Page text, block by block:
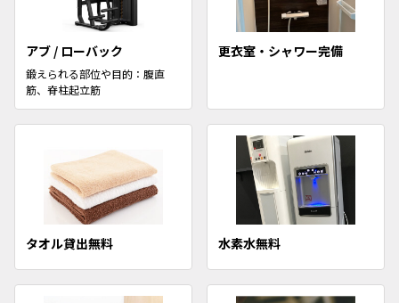
アブ / ローバック
鍛えられる部位や目的：腹直
筋、脊柱起立筋
更衣室・シャワー完備
タオル貸出無料 水素水無料